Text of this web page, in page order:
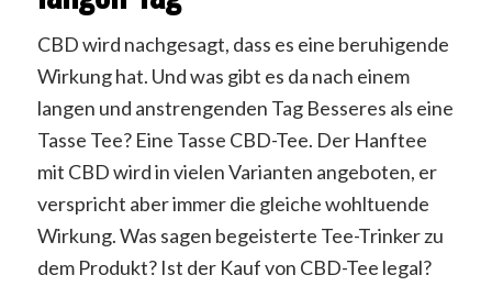
CBD wird nachgesagt, dass es eine beruhigende
Wirkung hat. Und was gibt es da nach einem
langen und anstrengenden Tag Besseres als eine
Tasse Tee? Eine Tasse CBD-Tee. Der Hanftee
mit CBD wird in vielen Varianten angeboten, er
verspricht aber immer die gleiche wohltuende
Wirkung. Was sagen begeisterte Tee-Trinker zu
dem Produkt? Ist der Kauf von CBD-Tee legal?